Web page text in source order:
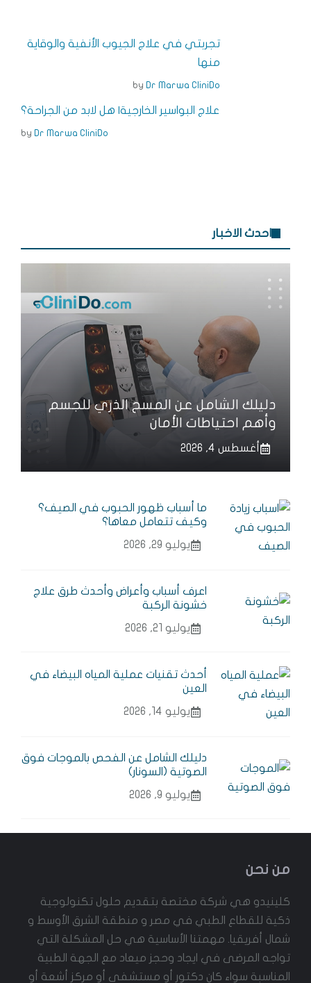
dI
n
n
e
r
e
تجربتي في علاج الجيوب الأنفية والوقاية
منها
byDr Marwa CliniDo
علاج البواسير الخارجية| هل لابد من الجراحة؟
byDr Marwa CliniDo
احدث الاخبار
دليلك الشامل عن المسح الذري للجسم
وأهم احتياطات الأمان
أغسطس 4, 2026
ما أسباب ظهور الحبوب في الصيف؟
وكيف تتعامل معاها؟
يوليو 29, 2026
اعرف أسباب وأعراض وأحدث طرق علاج
خشونة الركبة
يوليو 21, 2026
أحدث تقنيات عملية المياه البيضاء في
العين
يوليو 14, 2026
دليلك الشامل عن الفحص بالموجات فوق
الصوتية (السونار)
يوليو 9, 2026
من نحن
كلينيدو هي شركة مختصة بتقديم حلول تكنولوجية
ذكية للقطاع الطبي في مصر و منطقة الشرق الأوسط و
شمال أفريقيا. مهمتنا الأساسية هي حل المشكلة التي
تواجه المرضى في ايجاد وحجز ميعاد مع الجهة الطبية
المناسبة سواء كان دكتور أو مستشفى أو مركز أشعة أو